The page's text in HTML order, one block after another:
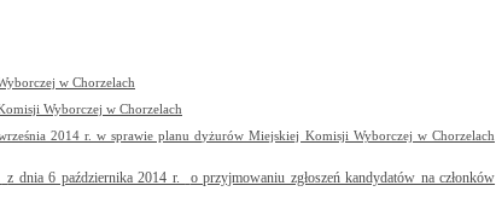
w Chorzelach
Wyborczej w Chorzelach
2014 r. w sprawie planu dyżurów Miejskiej Komisji Wyborczej w Chorzelach
z dnia 6 października 2014 r.
o przyjmowaniu zgłoszeń kandydatów na członków